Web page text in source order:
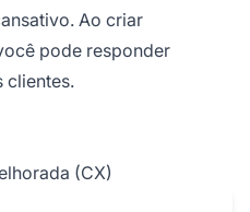
Ao criar
pode responder
clientes.
(CX)